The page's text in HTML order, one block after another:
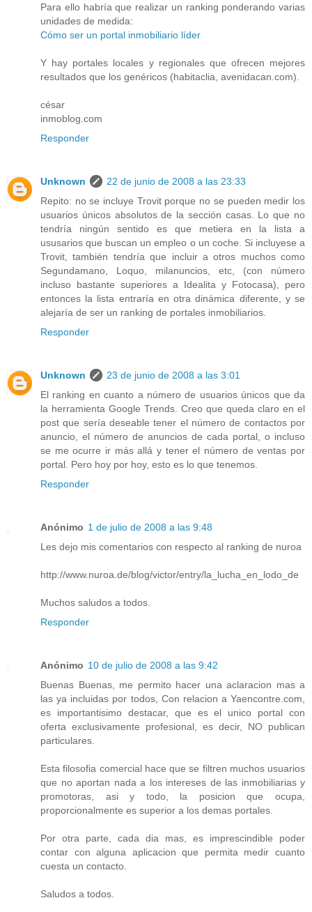
Para ello habría que realizar un ranking ponderando varias
unidades de medida:
Cómo ser un portal inmobiliario líder
Y hay portales locales y regionales que ofrecen mejores
resultados que los genéricos (habitaclia, avenidacan.com).
césar
inmoblog.com
Responder
Unknown
22 de junio de 2008 a las 23:33
Repito: no se incluye Trovit porque no se pueden medir los
usuarios únicos absolutos de la sección casas. Lo que no
tendría ningún sentido es que metiera en la lista a
ususarios que buscan un empleo o un coche. Si incluyese a
Trovit, también tendría que incluir a otros muchos como
Segundamano, Loquo, milanuncios, etc, (con número
incluso bastante superiores a Idealita y Fotocasa), pero
entonces la lista entraría en otra dinámica diferente, y se
alejaría de ser un ranking de portales inmobiliarios.
Responder
Unknown
23 de junio de 2008 a las 3:01
El ranking en cuanto a número de usuarios únicos que da
la herramienta Google Trends. Creo que queda claro en el
post que sería deseable tener el número de contactos por
anuncio, el número de anuncios de cada portal, o incluso
se me ocurre ir más allá y tener el número de ventas por
portal. Pero hoy por hoy, esto es lo que tenemos.
Responder
Anónimo 1 de julio de 2008 a las 9:48
Les dejo mis comentarios con respecto al ranking de nuroa
http://www.nuroa.de/blog/victor/entry/la_lucha_en_lodo_de
Muchos saludos a todos.
Responder
Anónimo 10 de julio de 2008 a las 9:42
Buenas Buenas, me permito hacer una aclaracion mas a
las ya incluidas por todos, Con relacion a Yaencontre.com,
es importantisimo destacar, que es el unico portal con
oferta exclusivamente profesional, es decir, NO publican
particulares.
Esta filosofia comercial hace que se filtren muchos usuarios
que no aportan nada a los intereses de las inmobiliarias y
promotoras, asi y todo, la posicion que ocupa,
proporcionalmente es superior a los demas portales.
Por otra parte, cada dia mas, es imprescindible poder
contar con alguna aplicacion que permita medir cuanto
cuesta un contacto.
Saludos a todos.